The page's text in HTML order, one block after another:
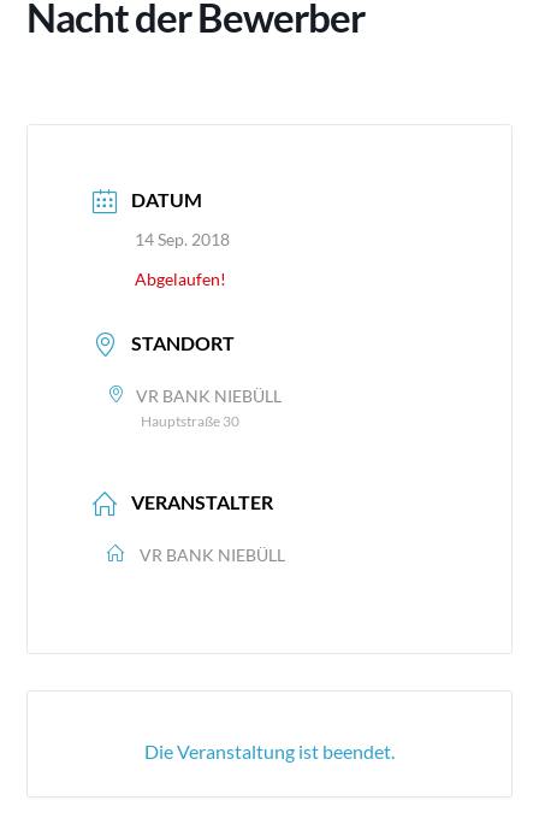
Nacht der Bewerber
DATUM
14 Sep. 2018
Abgelaufen!
STANDORT
VR BANK NIEBÜLL
Hauptstraße 30
VERANSTALTER
VR BANK NIEBÜLL
Die Veranstaltung ist beendet.